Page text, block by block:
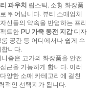
파우치 립스틱, 소형 화장품
뛰어납니다. 뷰티 소매업체
신들의 약속을 반영하는 프리
트한 PU 가죽 동전 지갑디자
공간 등 어디에서나 쉽게 수
니다.
즘은 고가의 화장품을 안전
근을 가능하게 합니다. 이러
양한 소매 카테고리에 걸친
적인 선택지가 됩니다.